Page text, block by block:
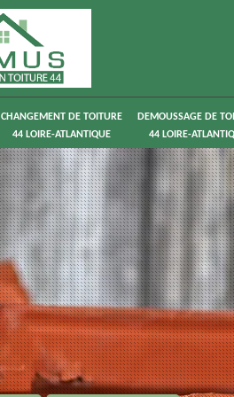
CHANGEMENT DE TOITURE
44 LOIRE-ATLANTIQUE
DEMOUSSAGE DE
44 LOIRE-